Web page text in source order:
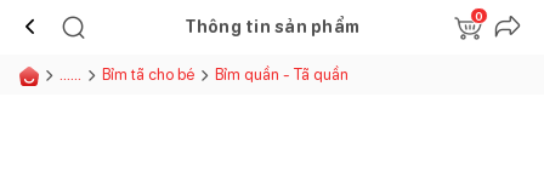
Thông tin sản phẩm
0
...... Bỉm tã cho bé Bỉm quần - Tã quần